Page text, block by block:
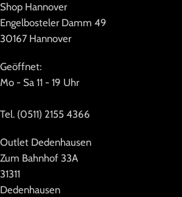
Shop Hannover
Engelbosteler Damm 49
30167 Hannover
Geöffnet:
Mo - Sa 11 - 19 Uhr
Tel. (0511) 2155 4366
Outlet Dedenhausen
Zum Bahnhof 33A
31311
Dedenhausen